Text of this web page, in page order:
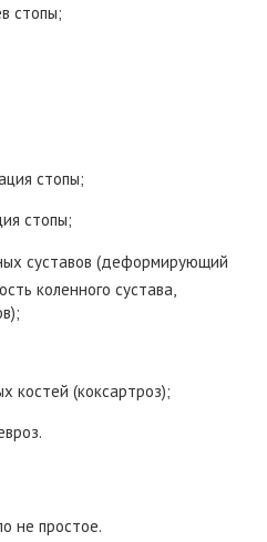
стопы;
стопы;
стопы;
суставов (деформирующий
коленного сустава,
костей (коксартроз);
не простое.